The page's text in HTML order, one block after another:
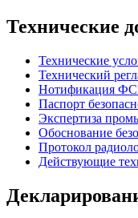
Технические
Технические
Технический
Нотификация
Паспорт
Экспертиза
Обоснование
Протокол
Действующие